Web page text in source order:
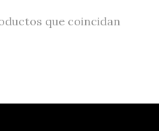
que coincidan